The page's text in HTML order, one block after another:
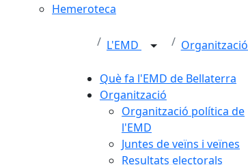
Hemeroteca
L'EMD Organització
Què fa l'EMD de Bellaterra
Organització
Organització política de
l'EMD
Juntes de veïns i veïnes
Resultats electorals